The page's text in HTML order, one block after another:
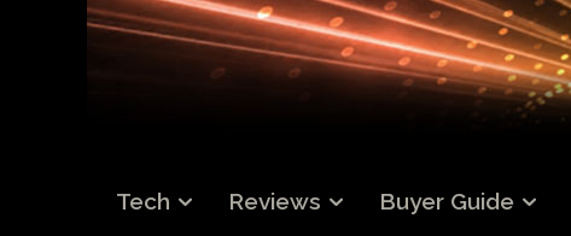
Tech Reviews Buyer Guide